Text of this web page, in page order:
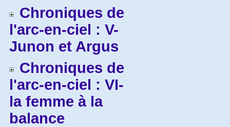
Chroniques de
l'arc-en-ciel : V-
Junon et Argus
Chroniques de
l'arc-en-ciel : VI-
la femme à la
balance